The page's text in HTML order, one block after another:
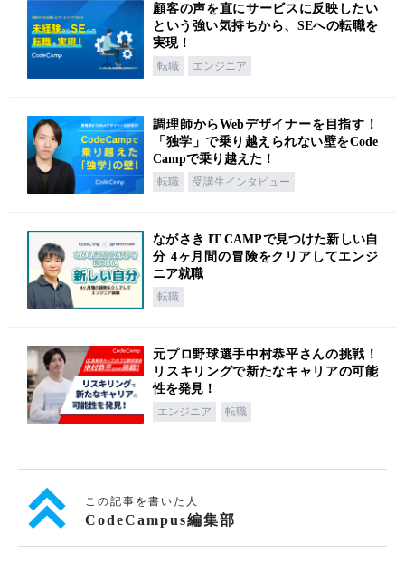
顧客の声を直にサービスに反映したい
という強い気持ちから、SEへの転職を
実現！
転職 エンジニア
調理師からWebデザイナーを目指す！
「独学」で乗り越えられない壁をCode
Campで乗り越えた！
転職 受講生インタビュー
ながさき IT CAMPで見つけた新しい自
分 4ヶ月間の冒険をクリアしてエンジ
ニア就職
転職
元プロ野球選手中村恭平さんの挑戦！
リスキリングで新たなキャリアの可能
性を発見！
エンジニア 転職
この記事を書いた人
CodeCampus編集部